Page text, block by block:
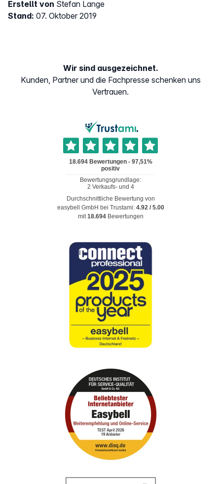
Erstellt von Stefan Lange
Stand: 07. Oktober 2019
Wir sind ausgezeichnet.
Kunden, Partner und die Fachpresse schenken uns
Vertrauen.
Durchschnittliche Bewertung von
easybell GmbH bei Trustami: 4.92/ 5.00
mit18.694 Bewertungen